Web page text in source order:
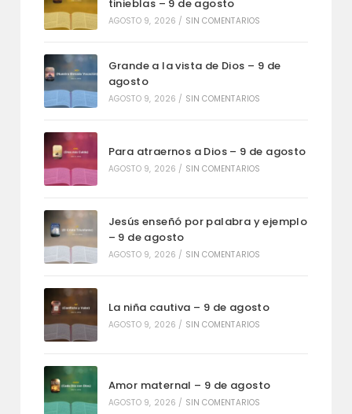
tinieblas – 9 de agosto
AGOSTO 9, 2026 / SIN COMENTARIOS
Grande a la vista de Dios – 9 de
agosto
AGOSTO 9, 2026 / SIN COMENTARIOS
Para atraernos a Dios – 9 de agosto
AGOSTO 9, 2026 / SIN COMENTARIOS
Jesús enseñó por palabra y ejemplo
– 9 de agosto
AGOSTO 9, 2026 / SIN COMENTARIOS
La niña cautiva – 9 de agosto
AGOSTO 9, 2026 / SIN COMENTARIOS
Amor maternal – 9 de agosto
AGOSTO 9, 2026 / SIN COMENTARIOS